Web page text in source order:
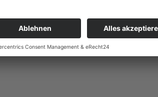
Freitag, Samstag, Sonntag um